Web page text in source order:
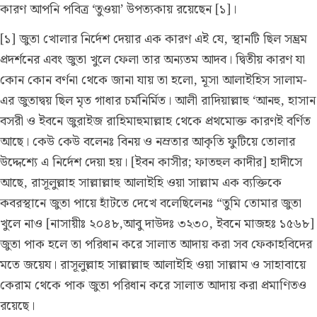
কারণ আপনি পবিত্র ‘তুওয়া’ উপত্যকায় রয়েছেন [১]।
[১] জুতা খোলার নির্দেশ দেয়ার এক কারণ এই যে, স্থানটি ছিল সম্ভ্রম
প্রদর্শনের এবং জুতা খুলে ফেলা তার অন্যতম আদব। দ্বিতীয় কারণ যা
কোন কোন বর্ণনা থেকে জানা যায় তা হলো, মূসা আলাইহিস সালাম-
এর জুতাদ্বয় ছিল মৃত গাধার চর্মনির্মিত। আলী রাদিয়াল্লাহু ‘আনহু, হাসান
বসরী ও ইবনে জুরাইজ রাহিমাহুমাল্লাহ থেকে প্রথমোক্ত কারণই বর্ণিত
আছে। কেউ কেউ বলেনঃ বিনয় ও নম্রতার আকৃতি ফুটিয়ে তোলার
উদ্দেশ্যে এ নির্দেশ দেয়া হয়। [ইবন কাসীর; ফাতহুল কাদীর] হাদীসে
আছে, রাসূলুল্লাহ সাল্লাল্লাহু আলাইহি ওয়া সাল্লাম এক ব্যক্তিকে
কবরস্থানে জুতা পায়ে হাঁটতে দেখে বলেছিলেনঃ “তুমি তোমার জুতা
খুলে নাও [নাসায়ীঃ ২০৪৮,আবু দাউদঃ ৩২৩০, ইবনে মাজহঃ ১৫৬৮]
জুতা পাক হলে তা পরিধান করে সালাত আদায় করা সব ফেকাহবিদের
মতে জয়েয। রাসূলুল্লাহ সাল্লাল্লাহু আলাইহি ওয়া সাল্লাম ও সাহাবায়ে
কেরাম থেকে পাক জুতা পরিধান করে সালাত আদায় করা প্রমাণিতও
রয়েছে।